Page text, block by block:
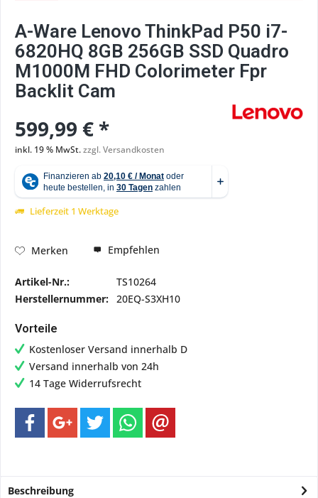
A-Ware Lenovo ThinkPad P50 i7-
6820HQ 8GB 256GB SSD Quadro
M1000M FHD Colorimeter Fpr
Backlit Cam
599,99 € *
inkl. 19 % MwSt.zzgl. Versandkosten
Lieferzeit 1 Werktage
Merken Empfehlen
Artikel-Nr.:
TS10264
Herstellernummer: 20EQ-S3XH10
Vorteile
Kostenloser Versand innerhalb D
Versand innerhalb von 24h
14 Tage Widerrufsrecht
Beschreibung